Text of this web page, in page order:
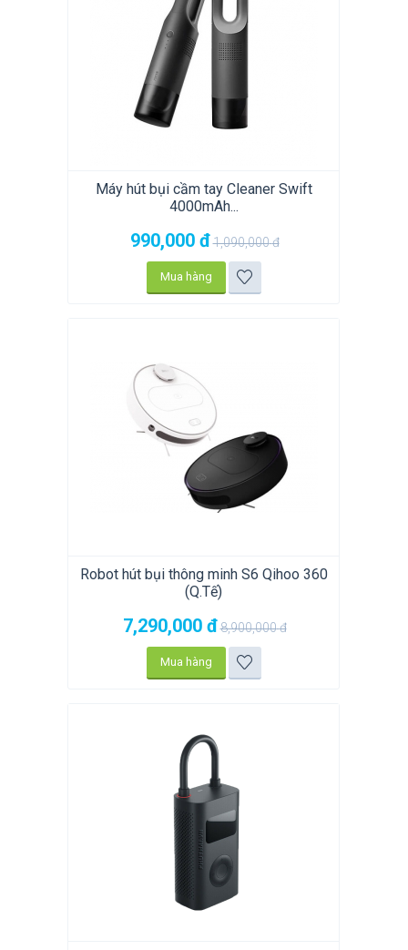
Máy hút bụi cầm tay Cleaner Swift
4000mAh...
990,000 đ1,090,000đ
Mua hàng
Robot hút bụi thông minh S6 Qihoo 360
(Q.Tế)
7,290,000 đ8,900,000đ
Mua hàng